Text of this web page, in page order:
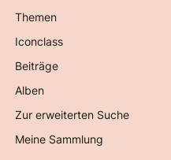
Themen
Iconclass
Beiträge
Alben
Zur erweiterten Suche
Meine Sammlung